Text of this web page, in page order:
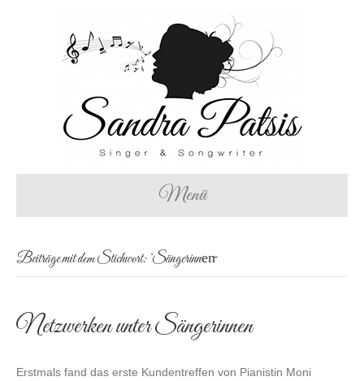
Menü
Beiträge mit dem Stichwort: ‘Sängerinnen̵
Netzwerken unter Sängerinnen
Erstmals fand das erste Kundentreffen von Pianistin Moni